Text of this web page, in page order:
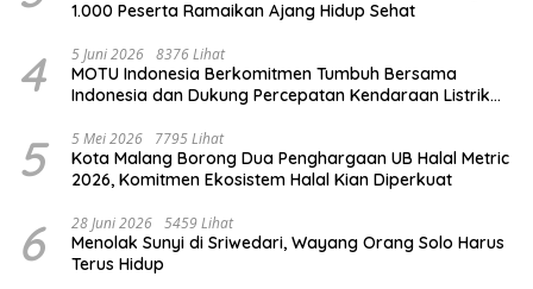
1.000 Peserta Ramaikan Ajang Hidup Sehat
4 5 Juni 2026 8376 Lihat
MOTU Indonesia Berkomitmen Tumbuh Bersama
Indonesia dan Dukung Percepatan Kendaraan Listrik
5 5 Mei 2026 7795 Lihat
Kota Malang Borong Dua Penghargaan UB Halal Metric
2026, Komitmen Ekosistem Halal Kian Diperkuat
6 28 Juni 2026 5459 Lihat
Menolak Sunyi di Sriwedari, Wayang Orang Solo Harus
Terus Hidup